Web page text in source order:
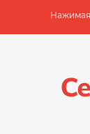
Нажимая